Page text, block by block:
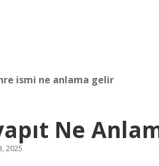
ismi ne anlama gelir
Ne
2025